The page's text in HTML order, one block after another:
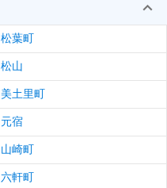
松葉町
松山
美土里町
元宿
山崎町
六軒町